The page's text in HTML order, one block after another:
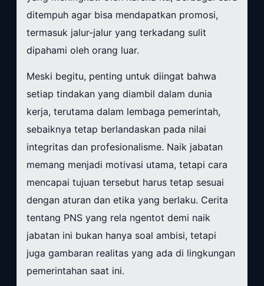
ditempuh agar bisa mendapatkan promosi,
termasuk jalur-jalur yang terkadang sulit
dipahami oleh orang luar.
Meski begitu, penting untuk diingat bahwa
setiap tindakan yang diambil dalam dunia
kerja, terutama dalam lembaga pemerintah,
sebaiknya tetap berlandaskan pada nilai
integritas dan profesionalisme. Naik jabatan
memang menjadi motivasi utama, tetapi cara
mencapai tujuan tersebut harus tetap sesuai
dengan aturan dan etika yang berlaku. Cerita
tentang PNS yang rela ngentot demi naik
jabatan ini bukan hanya soal ambisi, tetapi
juga gambaran realitas yang ada di lingkungan
pemerintahan saat ini.